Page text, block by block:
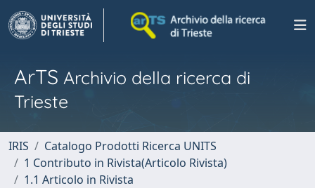
ArTS Archivio della ricerca di
Trieste
IRIS
Catalogo Prodotti Ricerca UNITS
1 Contributo in Rivista(Articolo Rivista)
1.1 Articolo in Rivista